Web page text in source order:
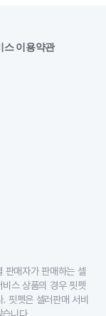
스 이용약관
판매자가 판매하는 셀
스 상품의 경우 핏펫
핏펫은 셀러판매 서비
니다.